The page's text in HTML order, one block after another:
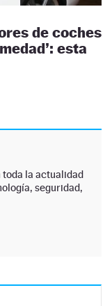
de coches
esta
toda la actualidad
seguridad,